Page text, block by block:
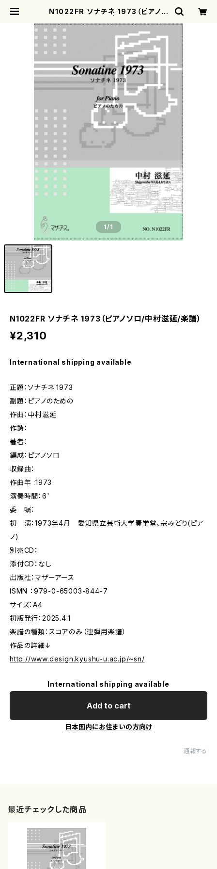
N1022FR ソナチネ 1973（ピアノソ
1/1
N1022FR ソナチネ 1973（ピアノソロ/中村滋延/楽譜）
¥2,310
International shipping available
正題：ソナチネ 1973
副題：ピアノのための
作曲：中村滋延
作詩：
著者：
編成：ピアノソロ
収録曲：
作曲年 :1973
演奏時間：6'
委 嘱：
初 演：1973年4月 愛知県立芸術大学奏学堂、宗みどり(ピア
ノ)
別売CD：
添付CD：なし
出版社：マザーアース
ISMN ：979-0-65003-844-7
サイズ：A4
初版発行：2025.4.1
楽譜の種類：スコアのみ（連弾用楽譜）
作品の詳細↓
http://www.design.kyushu-u.ac.jp/~sn/
International shipping available
Add to cart
日本国内にお住まいの方向け
通報する
最近チェックした商品